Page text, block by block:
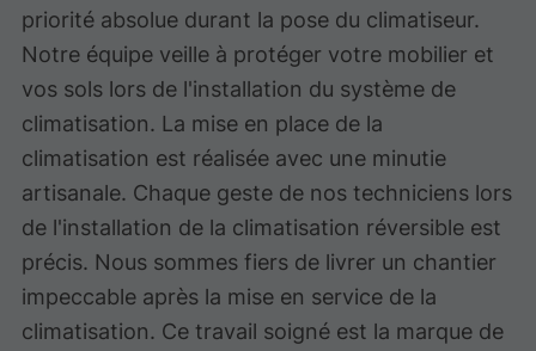
priorité absolue durant la pose du climatiseur.
Notre équipe veille à protéger votre mobilier et
vos sols lors de l'installation du système de
climatisation. La mise en place de la
climatisation est réalisée avec une minutie
artisanale. Chaque geste de nos techniciens lors
de l'installation de la climatisation réversible est
précis. Nous sommes fiers de livrer un chantier
impeccable après la mise en service de la
climatisation. Ce travail soigné est la marque de